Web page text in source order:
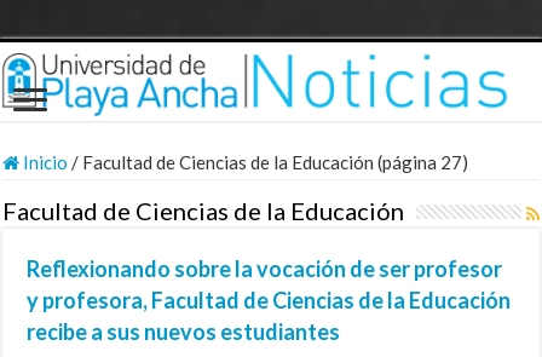
Inicio / Facultad de Ciencias de la Educación (página 27)
Facultad de Ciencias de la Educación
Reflexionando sobre la vocación de ser profesor
y profesora, Facultad de Ciencias de la Educación
recibe a sus nuevos estudiantes